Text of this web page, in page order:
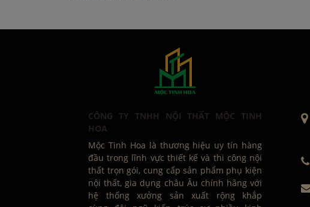
CÔNG TY TNHH NỘI THẤT MỘC TINH
HOA
Mộc Tinh Hoa là thương hiệu uy tín hàng
đầu trong lĩnh vực thiết kế và thi công nội
thất trọn gói, cung cấp sản phẩm phụ kiện
nội thất, gia dụng châu Âu chính hãng với
hệ thống xưởng sản xuất rộng khắp